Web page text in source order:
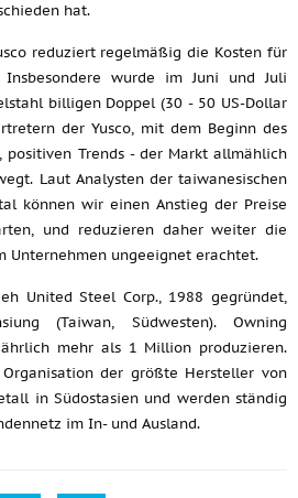
hat.
reduziert regelmäßig die Kosten für
wurde im Juni und Juli
billigen Doppel (30 - 50 US-Dollar
der Yusco, mit dem Beginn des
positiven Trends - der Markt allmählich
Laut Analysten der taiwanesischen
können wir einen Anstieg der Preise
und reduzieren daher weiter die
Unternehmen ungeeignet erachtet.
United Steel Corp., 1988 gegründet,
(Taiwan, Südwesten). Owning
mehr als 1 Million produzieren.
der größte Hersteller von
in Südostasien und werden ständig
im In- und Ausland.